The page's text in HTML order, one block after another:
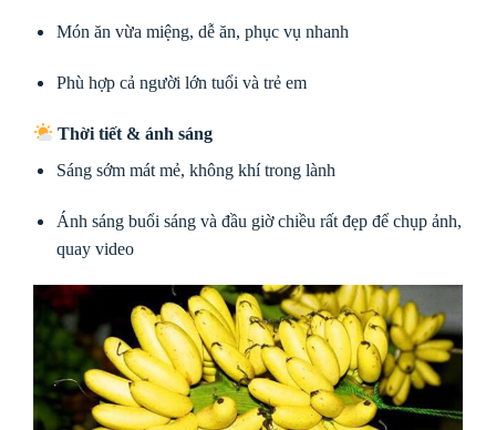
Món ăn vừa miệng, dễ ăn, phục vụ nhanh
Phù hợp cả người lớn tuổi và trẻ em
Thời tiết & ánh sáng
Sáng sớm mát mẻ, không khí trong lành
Ánh sáng buổi sáng và đầu giờ chiều rất đẹp để chụp ảnh,
quay video